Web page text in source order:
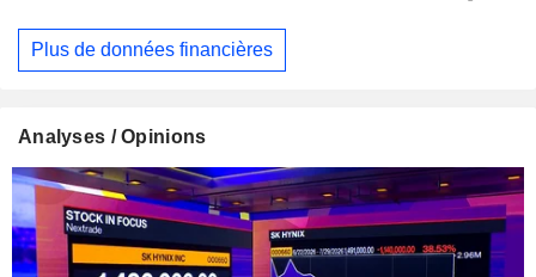
Plus de données financières
Analyses / Opinions